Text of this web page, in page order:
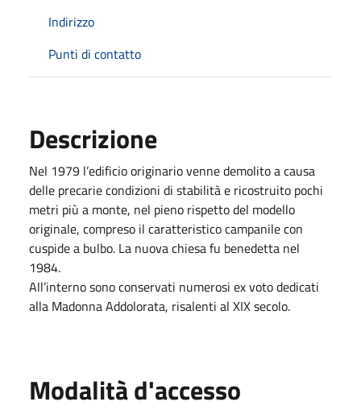
Indirizzo
Punti di contatto
Descrizione
Nel 1979 l’edificio originario venne demolito a causa
delle precarie condizioni di stabilità e ricostruito pochi
metri più a monte, nel pieno rispetto del modello
originale, compreso il caratteristico campanile con
cuspide a bulbo. La nuova chiesa fu benedetta nel
1984.
All’interno sono conservati numerosi ex voto dedicati
alla Madonna Addolorata, risalenti al XIX secolo.
Modalità d'accesso